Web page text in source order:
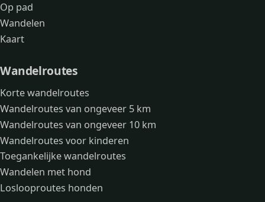
Op pad
Wandelen
Kaart
Wandelroutes
Korte wandelroutes
Wandelroutes van ongeveer 5 km
Wandelroutes van ongeveer 10 km
Wandelroutes voor kinderen
Toegankelijke wandelroutes
Wandelen met hond
Loslooproutes honden